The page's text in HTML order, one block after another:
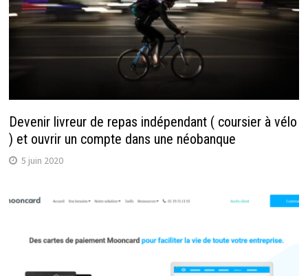
Devenir livreur de repas indépendant ( coursier à vélo
) et ouvrir un compte dans une néobanque
5 juin 2020